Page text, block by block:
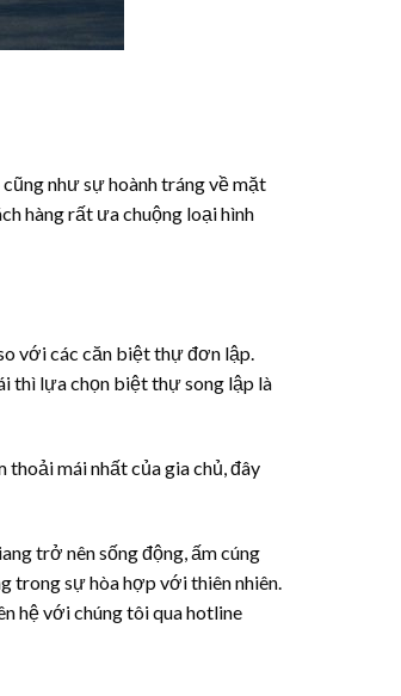
như sự hoành tráng về mặt
hàng rất ưa chuộng loại hình
với các căn biệt thự đơn lập.
thì lựa chọn biệt thự song lập là
mái nhất của gia chủ, đây
trở nên sống động, ấm cúng
trong sự hòa hợp với thiên nhiên.
hệ với chúng tôi qua hotline